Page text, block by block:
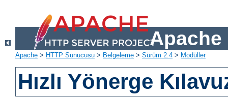
Apache
Apache > HTTP Sunucusu > Belgeleme > Sürüm 2.4 > Modüller
Hızlı Yönerge